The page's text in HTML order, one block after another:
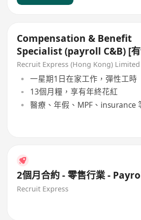
Compensation & Benefit
Specialist (payroll C&B) [
from home!]
Recruit Express (Hong Kong) Limited
一星期1日在家工作，彈性工時
13個月糧，享有年終花紅
醫療、年假、MPF、insurance
2個月合約 - 零售行業 -
Recruit Express